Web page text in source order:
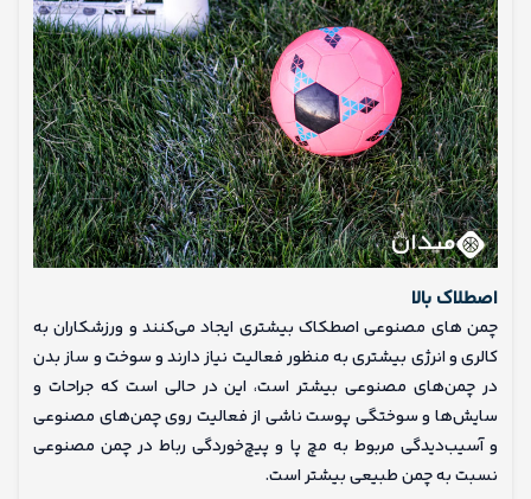
اصطلاک بالا
چمن‌ های مصنوعی اصطکاک بیشتری ایجاد می‌کنند و ورزشکاران به
کالری و انرژی بیشتری به منظور فعالیت نیاز دارند و سوخت و ساز بدن
در چمن‌های مصنوعی بیشتر است، این در حالی است که جراحات و
سایش‌ها و سوختگی پوست ناشی از فعالیت روی چمن‌های مصنوعی
و آسیب‌دیدگی مربوط به مچ پا و پیچ‌خوردگی رباط در چمن مصنوعی
نسبت به چمن طبیعی بیشتر است.